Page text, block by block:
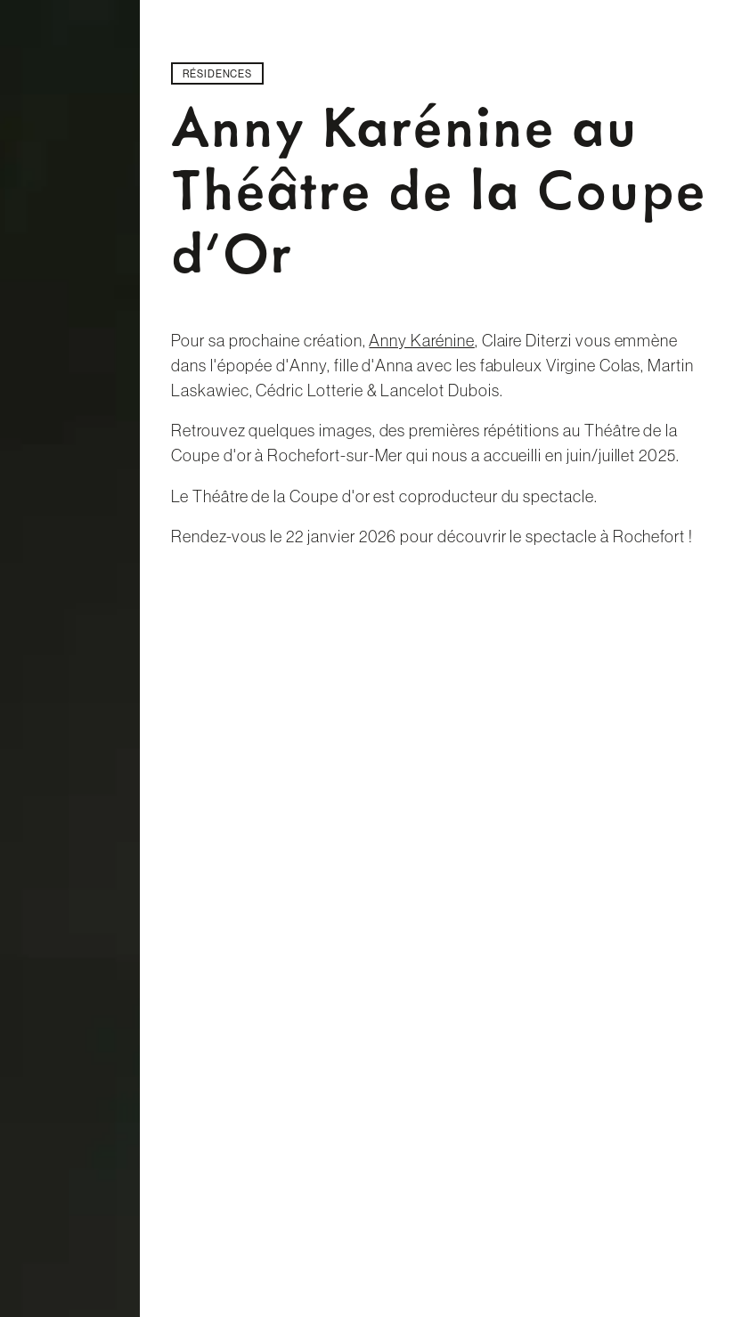
RÉSIDENCES
Anny Karénine au
Théâtre de la Coupe
d'Or
Pour sa prochaine création,Anny Karénine, Claire Diterzi vous emmène
dans l'épopée d'Anny, fille d'Anna avec les fabuleux Virgine Colas, Martin
Laskawiec, Cédric Lotterie & Lancelot Dubois.
Retrouvez quelques images, des premières répétitions au Théâtre de la
Coupe d'or à Rochefort-sur-Mer qui nous a accueilli en juin/juillet 2025.
Le Théâtre de la Coupe d'or est coproducteur du spectacle.
Rendez-vous le 22 janvier 2026 pour découvrir le spectacle à Rochefort !